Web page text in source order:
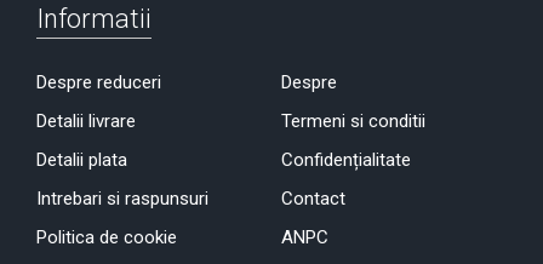
Informatii
Despre reduceri
Detalii livrare
Detalii plata
Intrebari si raspunsuri
Politica de cookie
Despre
Termeni si conditii
Confidențialitate
Contact
ANPC